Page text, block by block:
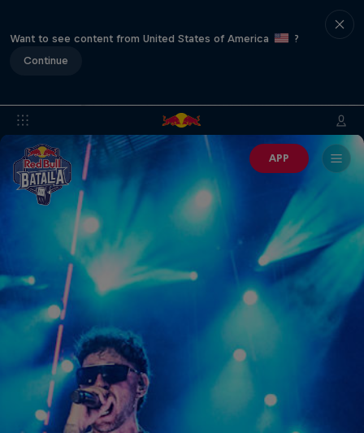
Want to see content from United States of America
?
Continue
APP